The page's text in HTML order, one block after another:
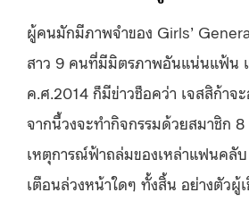
ผู้คนมักมีภาพจำของ Girls’
สาว 9 คนที่มีมิตรภาพอันแน่นแฟ้น
ค.ศ.2014 ก็มีข่าวช็อคว่า เจสสิก้าจ
จากนี้วงจะทำกิจกรรมด้วยสมาชิก
เหตุการณ์ฟ้าถล่มของเหล่าแฟนคลั
เตือนล่วงหน้าใดๆ ทั้งสิ้น อย่างตัวผู้